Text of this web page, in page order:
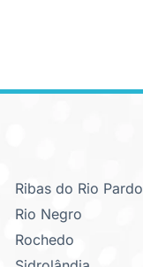
Ribas do Rio Pardo
Rio Negro
Rochedo